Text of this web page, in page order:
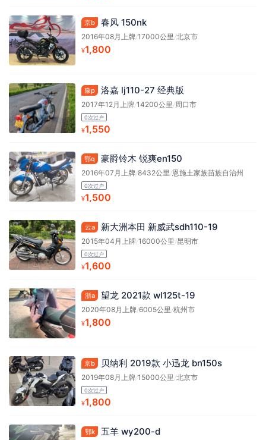
京b 春风 150nk
2016年08月上牌/17000公里/北京市
¥1,800
豫p 洛嘉 lj110-27 经典版
2017年12月上牌/14200公里/周口市
0次过户
¥1,550
鄂q 豪爵铃木 锐爽en150
2016年07月上牌/8432公里/恩施土家族苗族自治州
0次过户
¥1,500
云a 新大洲本田 新威武sdh110-19
2015年04月上牌/16000公里/昆明市
0次过户
¥1,600
浙a 望龙 2021款 wl125t-19
2020年08月上牌/6005公里 /杭州市
¥1,800
京b 贝纳利 2019款 小迅龙 bn150s
2019年08月上牌/15000公里 /北京市
0次过户
¥1,800
鄂k 五羊 wy200-d